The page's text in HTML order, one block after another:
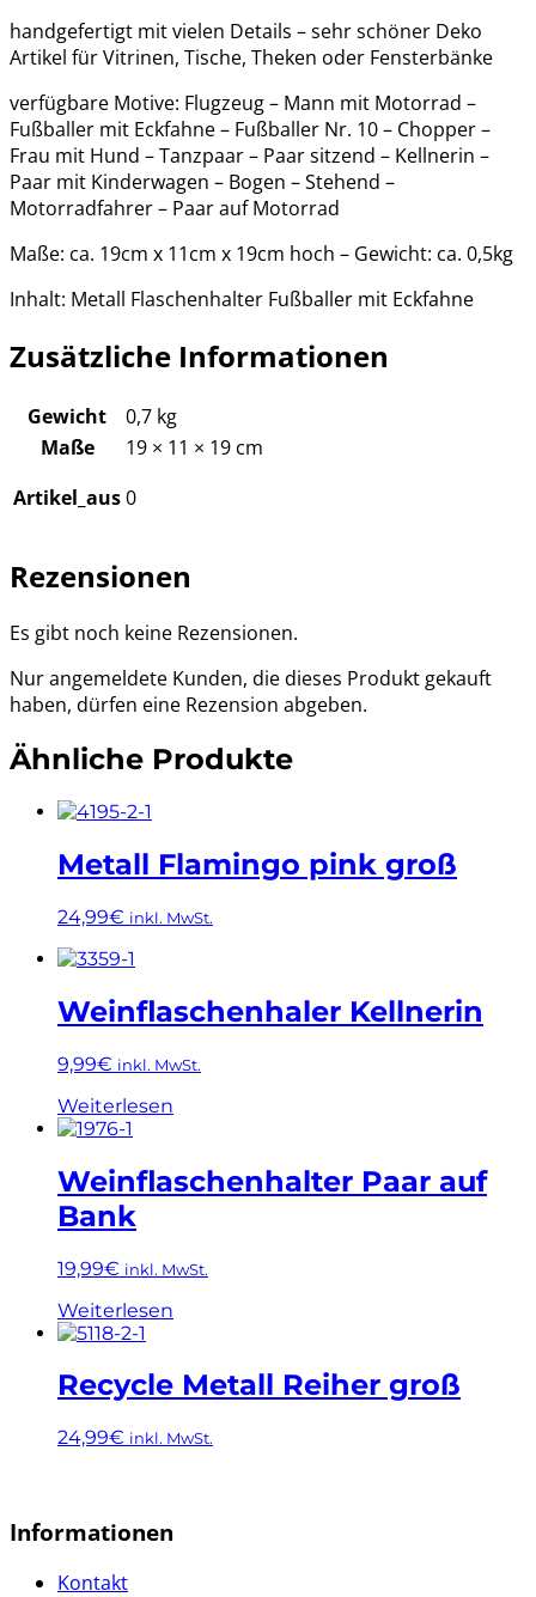
handgefertigt mit vielen Details – sehr schöner Deko
Artikel für Vitrinen, Tische, Theken oder Fensterbänke
verfügbare Motive: Flugzeug – Mann mit Motorrad –
Fußballer mit Eckfahne – Fußballer Nr. 10 – Chopper –
Frau mit Hund – Tanzpaar – Paar sitzend – Kellnerin –
Paar mit Kinderwagen – Bogen – Stehend –
Motorradfahrer – Paar auf Motorrad
Maße: ca. 19cm x 11cm x 19cm hoch – Gewicht: ca. 0,5kg
Inhalt: Metall Flaschenhalter Fußballer mit Eckfahne
Zusätzliche Informationen
Gewicht
0,7 kg
Maße
19 × 11 × 19 cm
Artikel_aus0
Rezensionen
Es gibt noch keine Rezensionen.
Nur angemeldete Kunden, die dieses Produkt gekauft
haben, dürfen eine Rezension abgeben.
Ähnliche Produkte
Metall Flamingo pink groß
24,99€ inkl. MwSt.
Weinflaschenhaler Kellnerin
9,99€ inkl. MwSt.
Weiterlesen
Weinflaschenhalter Paar auf
Bank
19,99€ inkl. MwSt.
Weiterlesen
Recycle Metall Reiher groß
24,99€ inkl. MwSt.
Informationen
Kontakt